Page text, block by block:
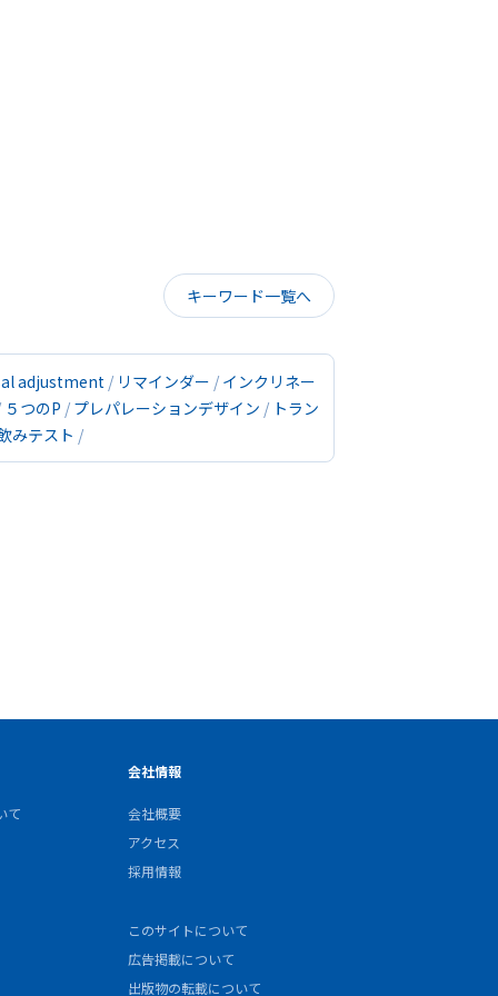
キーワード一覧へ
adjustment リマインダー
インクリネー
５つのP
プレパレーションデザイン
トラン
みテスト
て
会社情報
会社概要
アクセス
採用情報
このサイトについて
広告掲載について
出版物の転載について